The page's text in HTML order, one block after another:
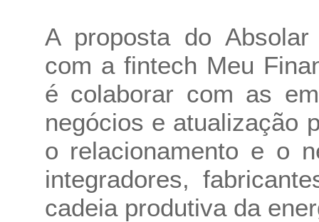
A proposta do
com a fintech Meu
é colaborar com as
negócios e atualização
o relacionamento e o
integradores,
cadeia produtiva da